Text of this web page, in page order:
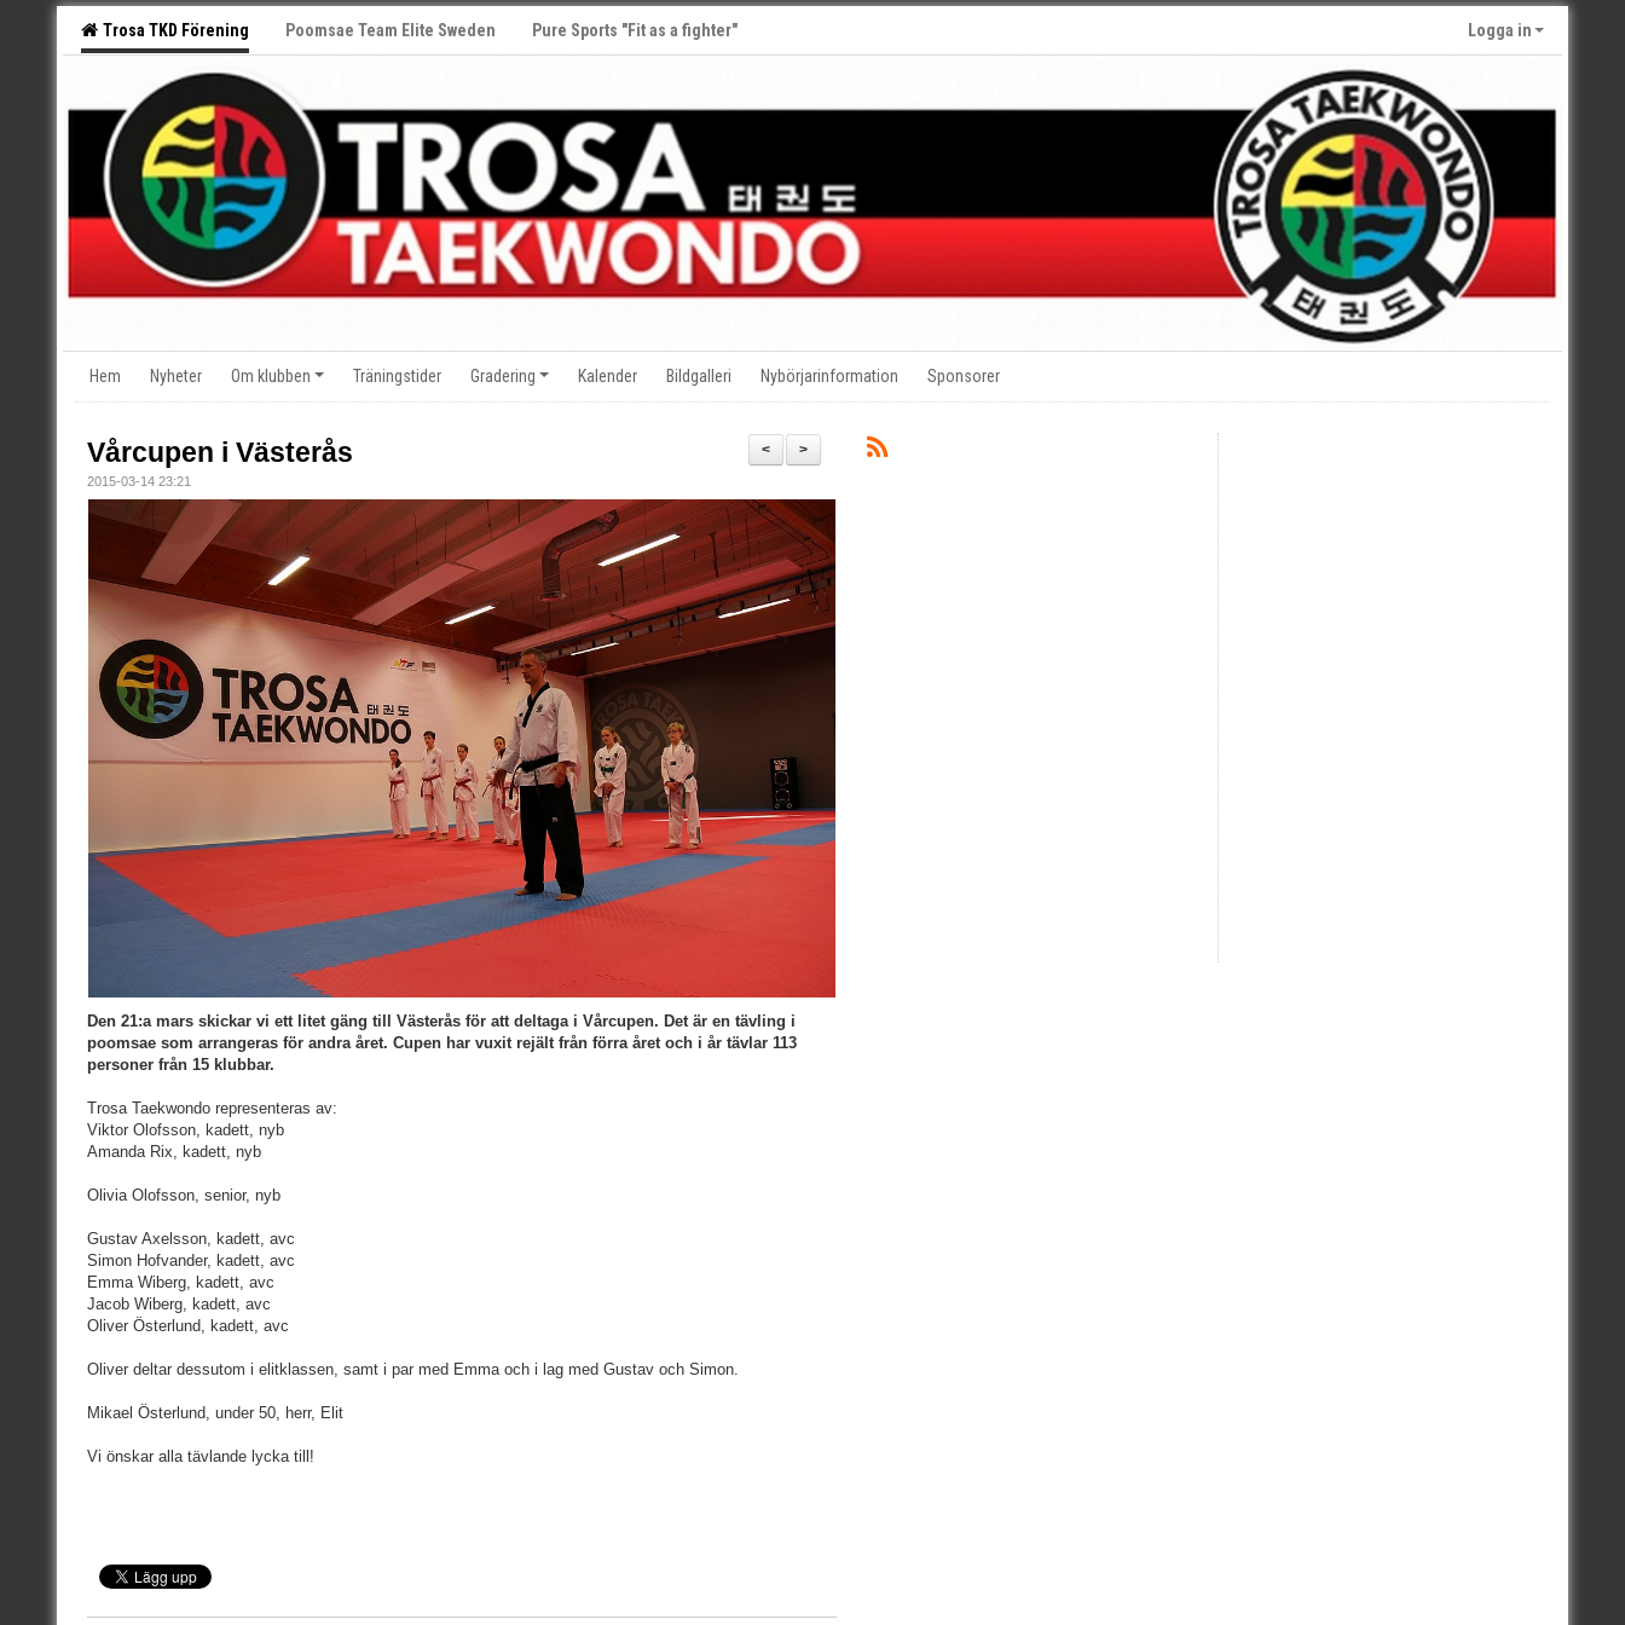
Trosa TKD Förening Poomsae Team Elite Sweden Pure Sports "Fit as a fighter" Logga in
Hem Nyheter Om klubben Träningstider Gradering Kalender Bildgalleri Nybörjarinformation Sponsorer
>
<
Vårcupen i Västerås
2015-03-14 23:21
Den 21:a mars skickar vi ett litet gäng till Västerås för att deltaga i Vårcupen. Det är en tävling i
poomsae som arrangeras för andra året. Cupen har vuxit rejält från förra året och i år tävlar 113
personer från 15 klubbar.
Trosa Taekwondo representeras av:
Viktor Olofsson, kadett, nyb
Amanda Rix, kadett, nyb
Olivia Olofsson, senior, nyb
Gustav Axelsson, kadett, avc
Simon Hofvander, kadett, avc
Emma Wiberg, kadett, avc
Jacob Wiberg, kadett, avc
Oliver Österlund, kadett, avc
Oliver deltar dessutom i elitklassen, samt i par med Emma och i lag med Gustav och Simon.
Mikael Österlund, under 50, herr, Elit
Vi önskar alla tävlande lycka till!